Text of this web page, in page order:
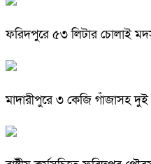
ফরিদপুরে ৫৩ লিটার চোলাই
মাদারীপুরে ৩ কেজি গাঁজাসহ দুই